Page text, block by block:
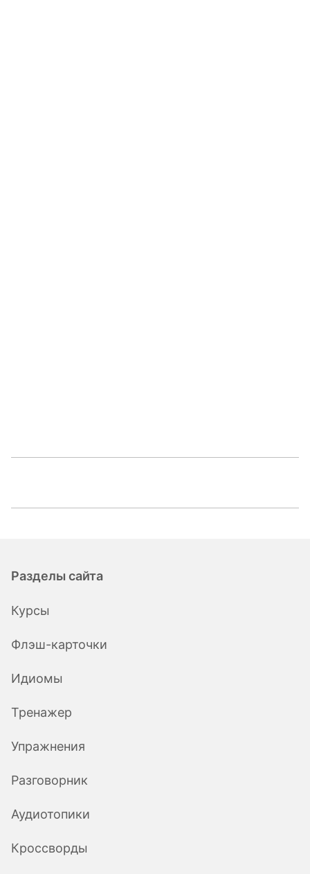
Разделы сайта
Курсы
Флэш-карточки
Идиомы
Тренажер
Упражнения
Разговорник
Аудиотопики
Кроссворды